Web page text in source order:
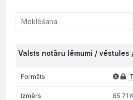
Valsts notāru lēmumi / vēstules
85.71